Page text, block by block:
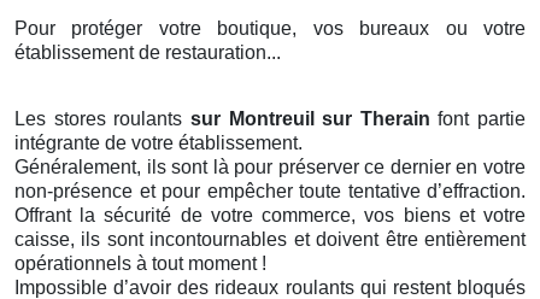
Pour protéger votre boutique, vos bureaux ou votre
établissement de restauration...
Les stores roulants sur Montreuil sur Therainfont partie
intégrante de votre établissement.
Généralement, ils sont là pour préserver ce dernier en votre
non-présence et pour empêcher toute tentative d’effraction.
Offrant la sécurité de votre commerce, vos biens et votre
caisse, ils sont incontournables et doivent être entièrement
opérationnels à tout moment !
Impossible d’avoir des rideaux roulants qui restent bloqués